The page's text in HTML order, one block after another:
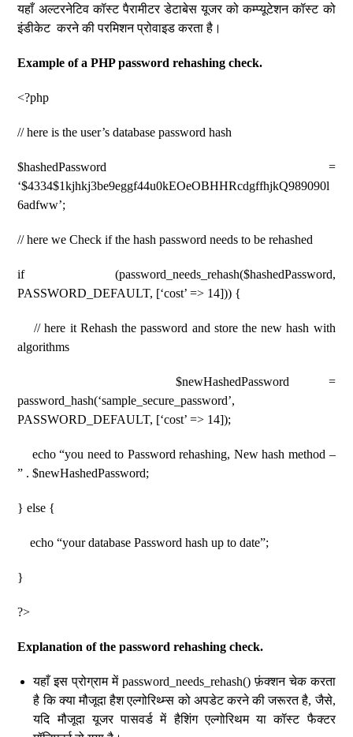
यहाँ अल्टरनेटिव कॉस्ट पैरामीटर डेटाबेस यूजर को कम्प्यूटेशन कॉस्ट को
इंडीकेट करने की परमिशन प्रोवाइड करता है।
Example of a PHP password rehashing check.
<?php
// here is the user’s database password hash
$hashedPassword =
‘$4334$1kjhkj3be9eggf44u0kEOeOBHHRcdgffhjkQ989090l
6adfww’;
// here we Check if the hash password needs to be rehashed
if (password_needs_rehash($hashedPassword,
PASSWORD_DEFAULT, [‘cost’ => 14])) {
// here it Rehash the password and store the new hash with
algorithms
$newHashedPassword =
password_hash(‘sample_secure_password’,
PASSWORD_DEFAULT, [‘cost’ => 14]);
echo “you need to Password rehashing, New hash method –
” . $newHashedPassword;
} else {
echo “your database Password hash up to date”;
}
?>
Explanation of the password rehashing check.
यहाँ इस प्रोग्राम में password_needs_rehash() फ़ंक्शन चेक करता
है कि क्या मौजूदा हैश एल्गोरिथ्म्स को अपडेट करने की जरूरत है, जैसे,
यदि मौजूदा यूजर पासवर्ड में हैशिंग एल्गोरिथम या कॉस्ट फैक्टर